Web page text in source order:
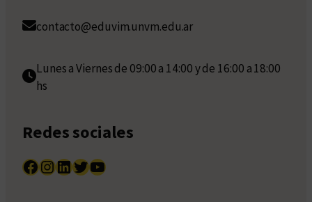
contacto@eduvim.unvm.edu.ar
Lunes a Viernes de 09:00 a 14:00 y de 16:00 a 18:00
hs
Redes sociales
Facebook InstagramLinkedIn Twitter YouTube